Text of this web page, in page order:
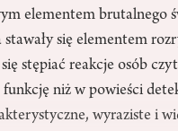
elementem brutalnego
się elementem
stępiać reakcje osób
niż w powieści
wyraziste i